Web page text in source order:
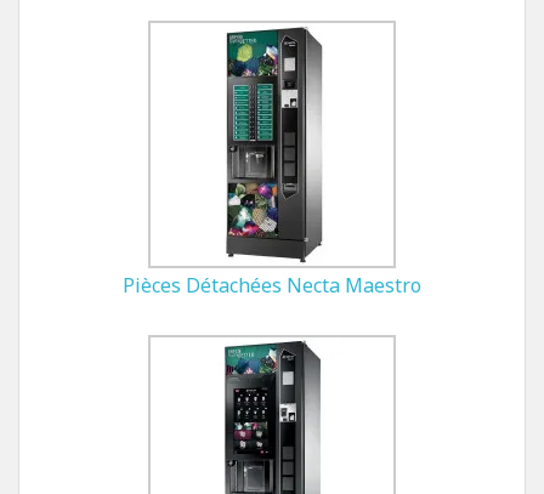
Pièces Détachées Necta Maestro